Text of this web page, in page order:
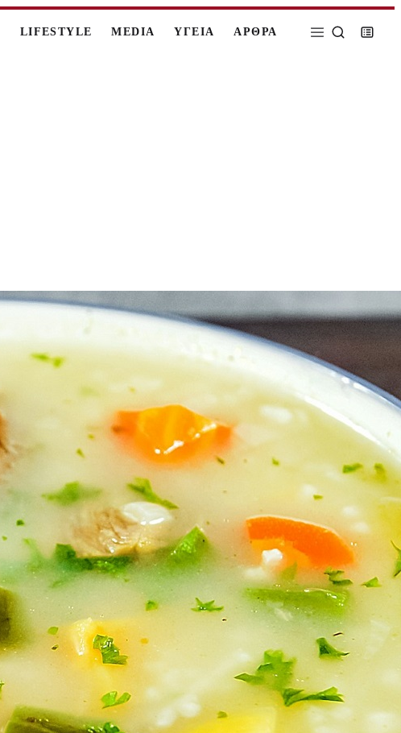
LIFESTYLE MEDIA ΥΓΕΙΑ ΑΡΘΡΑ